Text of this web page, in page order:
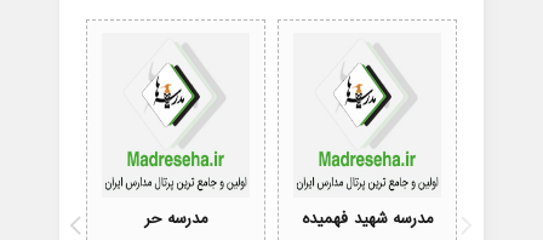
مدرسه شهید فهمیده مدرسه حر